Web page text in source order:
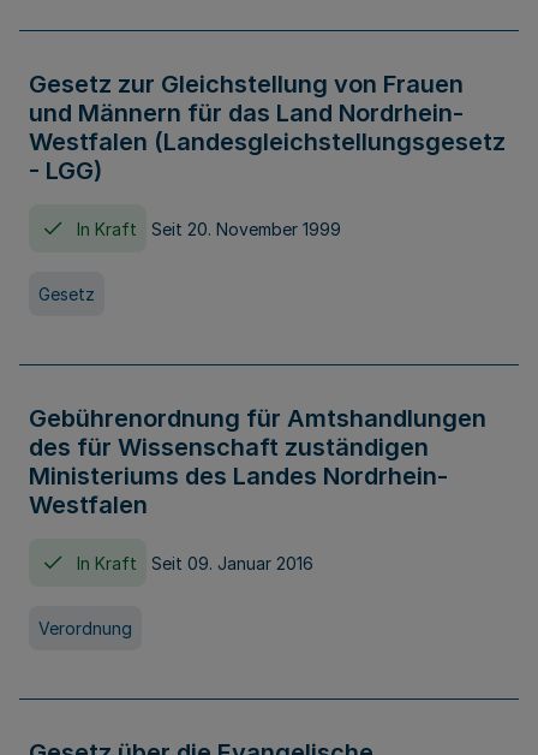
Gesetz zur Gleichstellung von Frauen
und Männern für das Land Nordrhein-
Westfalen (Landesgleichstellungsgesetz
- LGG)
In Kraft Seit 20. November 1999
Gesetz
Gebührenordnung für Amtshandlungen
des für Wissenschaft zuständigen
Ministeriums des Landes Nordrhein-
Westfalen
In Kraft Seit 09. Januar 2016
Verordnung